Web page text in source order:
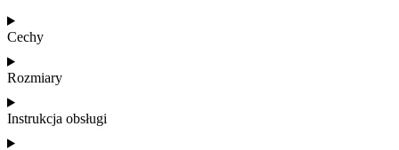
Cechy
Rozmiary
Instrukcja obsługi